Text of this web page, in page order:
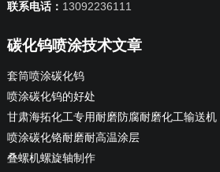
联系电话： 13092236111
碳化钨喷涂技术文章
套筒喷涂碳化钨
喷涂碳化钨的好处
甘肃海拓化工专用耐磨防腐耐磨化工输送机
喷涂碳化铬耐磨耐高温涂层
叠螺机螺旋轴制作